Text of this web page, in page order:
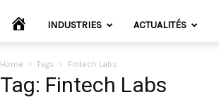
ACCUEIL INDUSTRIES ACTUALITÉS
Home Tags Fintech Labs
Tag: Fintech Labs